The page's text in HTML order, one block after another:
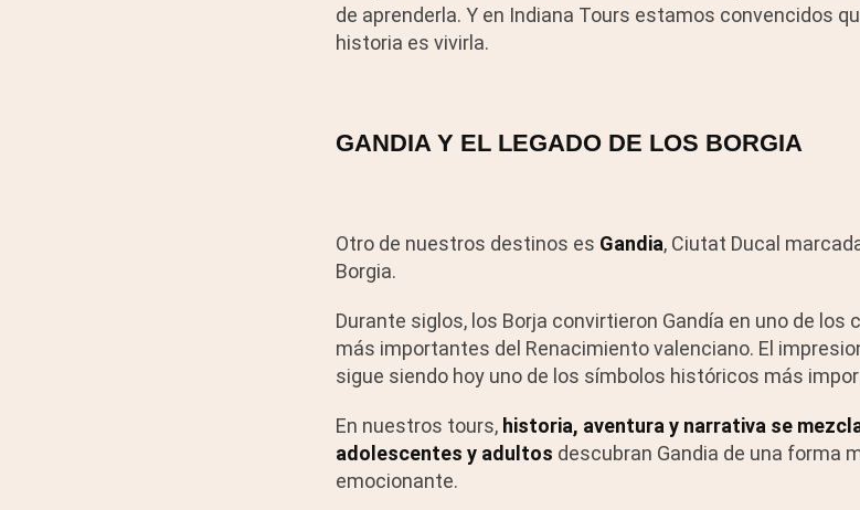
de aprenderla. Y en Indiana Tours estamos convencidos
historia es vivirla.
GANDIA Y EL LEGADO DE LOS BORGIA
Otro de nuestros destinos es Gandia, Ciutat Ducal
Borgia.
Durante siglos, los Borja convirtieron Gandía en uno de
más importantes del Renacimiento valenciano. El
sigue siendo hoy uno de los símbolos históricos más
En nuestros tours, historia, aventura y narrativa se
adolescentes y adultos descubran Gandia de una forma
emocionante.